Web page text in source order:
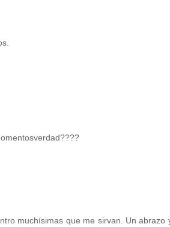
muchísimas que me sirvan. Un abrazo